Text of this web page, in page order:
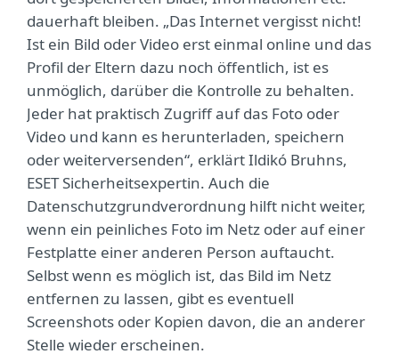
dauerhaft bleiben. „Das Internet vergisst nicht!
Ist ein Bild oder Video erst einmal online und das
Profil der Eltern dazu noch öffentlich, ist es
unmöglich, darüber die Kontrolle zu behalten.
Jeder hat praktisch Zugriff auf das Foto oder
Video und kann es herunterladen, speichern
oder weiterversenden“, erklärt Ildikó Bruhns,
ESET Sicherheitsexpertin. Auch die
Datenschutzgrundverordnung hilft nicht weiter,
wenn ein peinliches Foto im Netz oder auf einer
Festplatte einer anderen Person auftaucht.
Selbst wenn es möglich ist, das Bild im Netz
entfernen zu lassen, gibt es eventuell
Screenshots oder Kopien davon, die an anderer
Stelle wieder erscheinen.